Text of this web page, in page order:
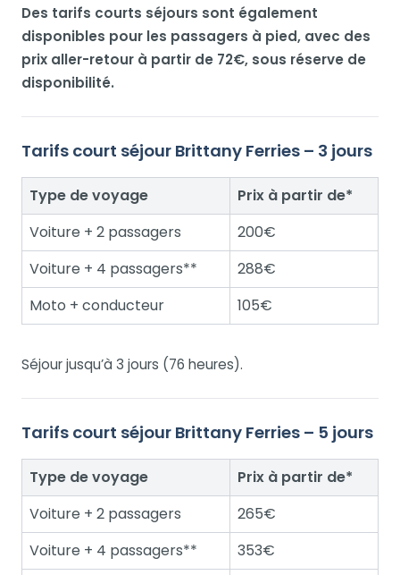
Des tarifs courts séjours sont également
disponibles pour les passagers à pied, avec des
prix aller-retour à partir de 72€, sous réserve de
disponibilité.
Tarifs court séjour Brittany Ferries – 3 jours
Type de voyage
Prix à partir de*
Voiture + 2 passagers
200€
Voiture + 4 passagers**
288€
Moto + conducteur
105€
Séjour jusqu’à 3 jours (76 heures).
Tarifs court séjour Brittany Ferries – 5 jours
Type de voyage
Prix à partir de*
Voiture + 2 passagers
265€
Voiture + 4 passagers**
353€